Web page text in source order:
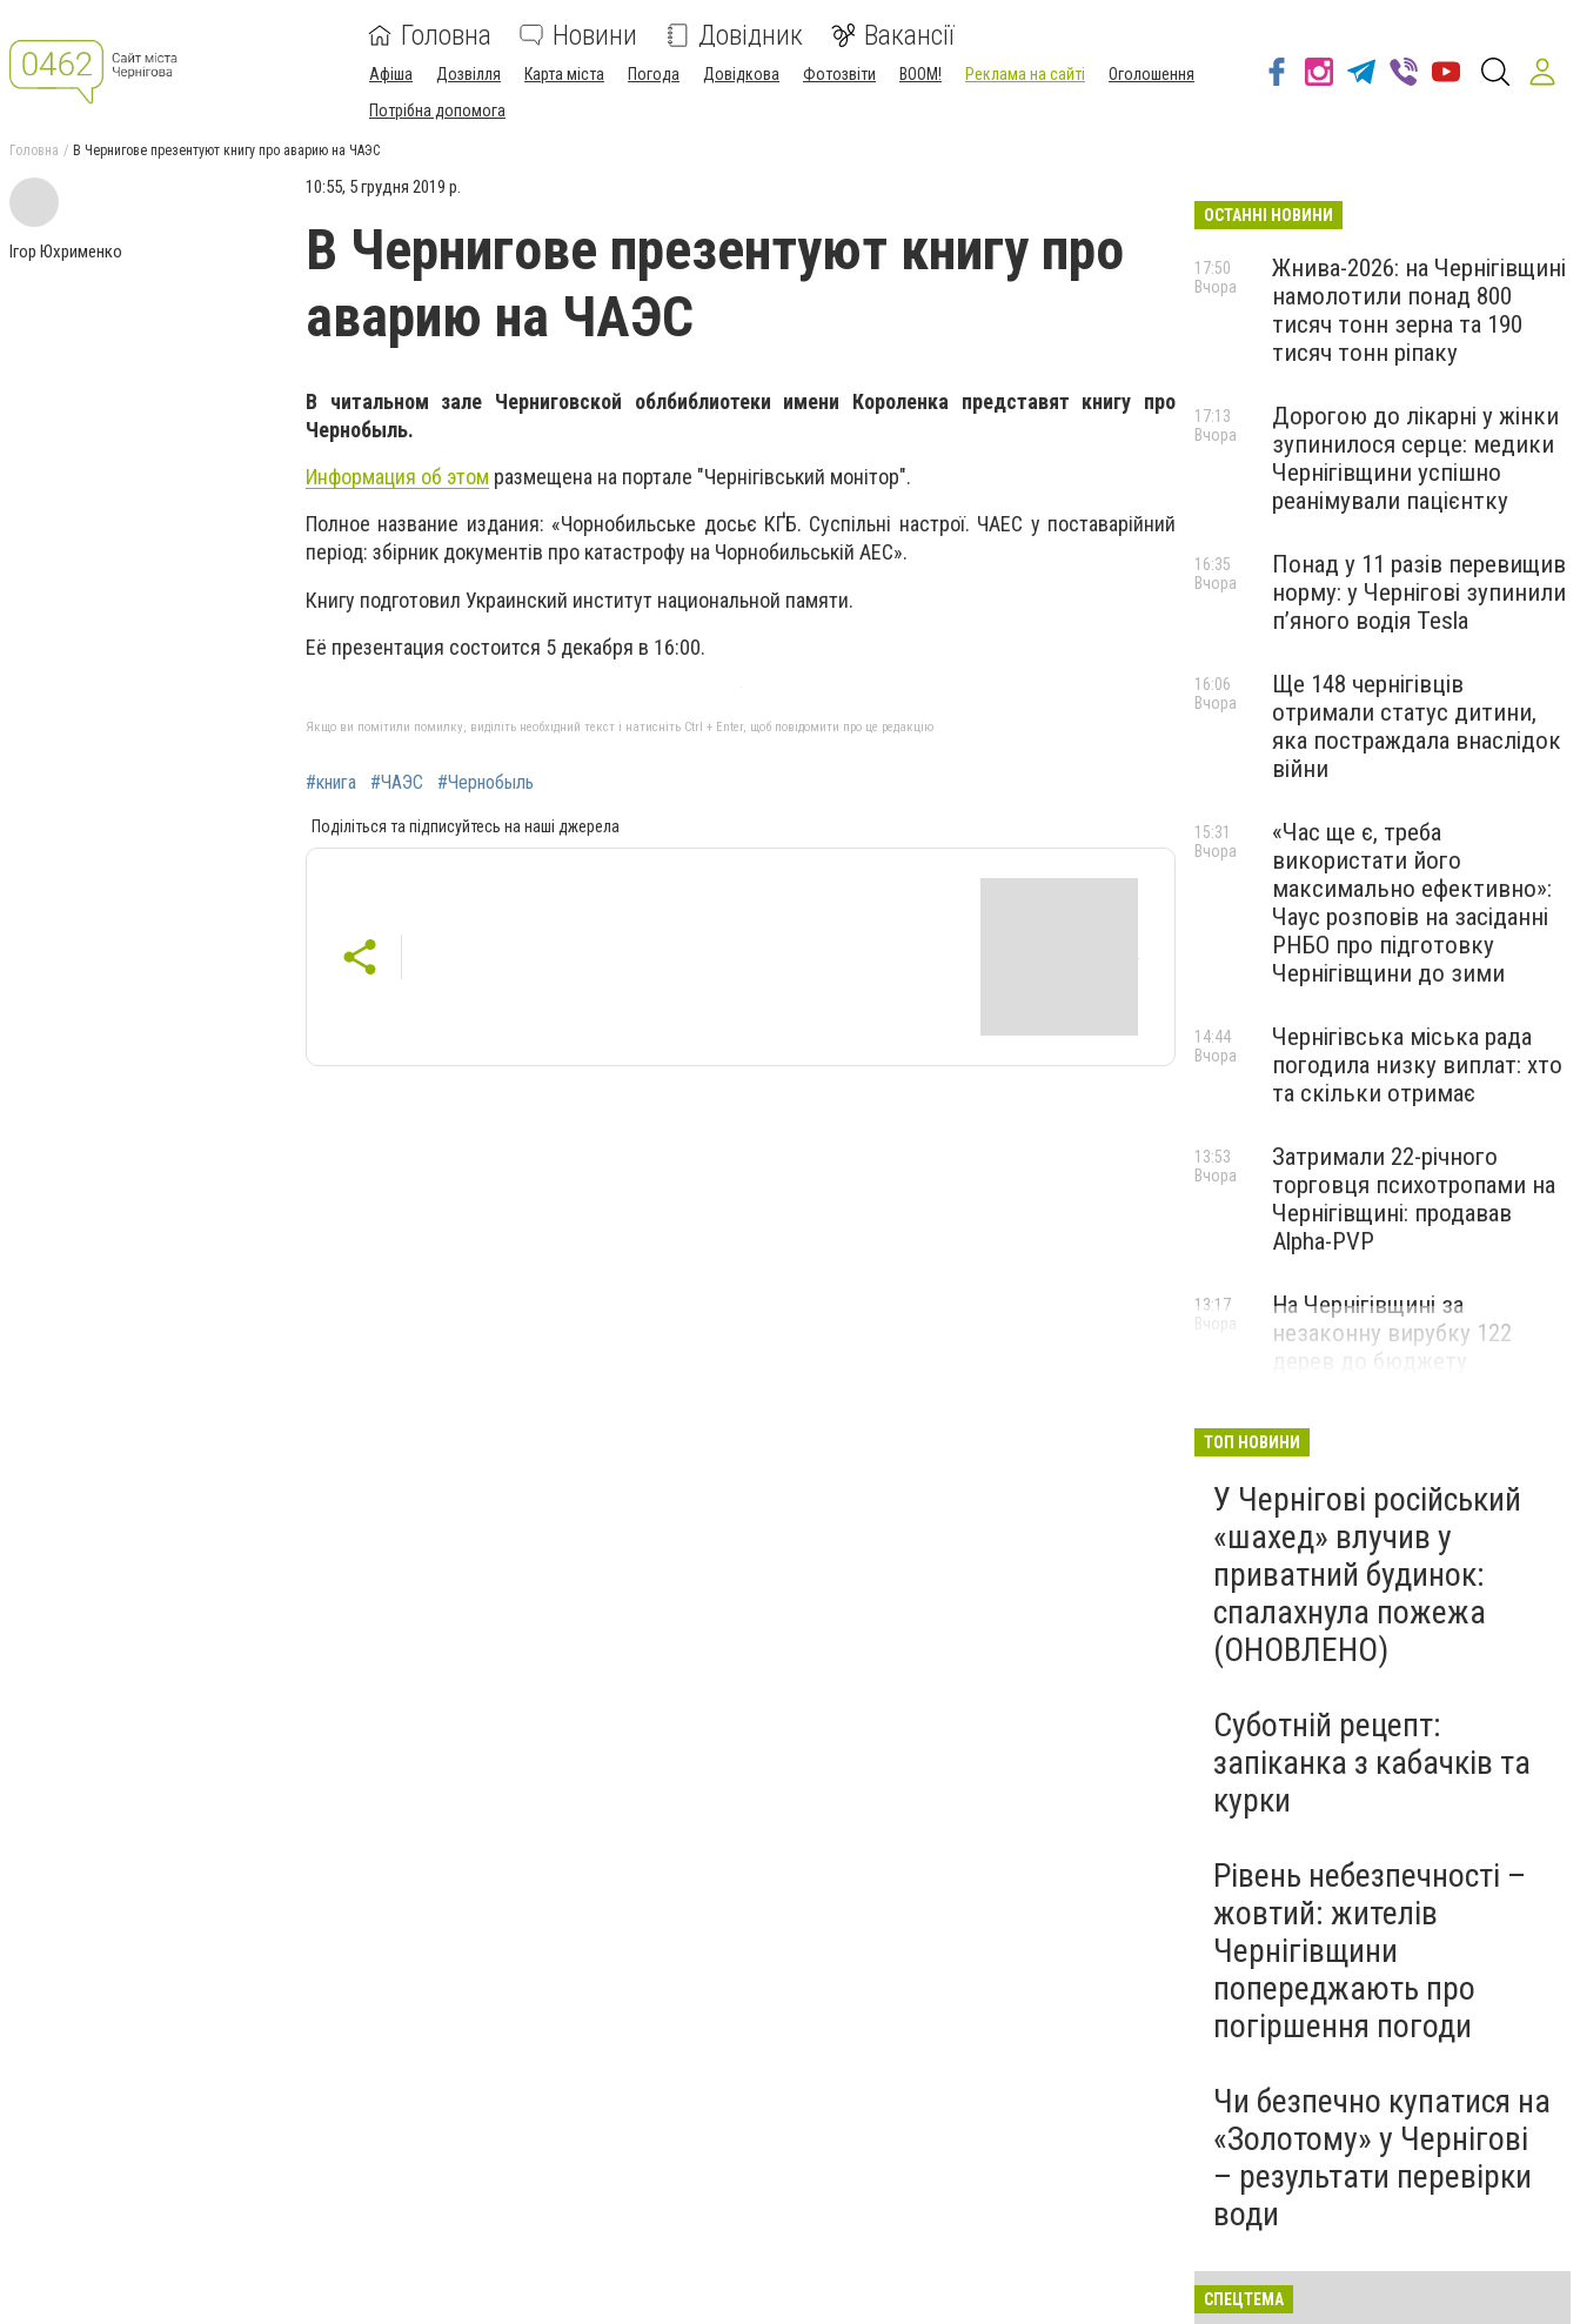
Головна Новини Довідник Вакансії
Афіша Дозвілля Карта міста Погода Довідкова Фотозвіти BOOM! Реклама на сайті
Оголошення
Потрібна допомога
Головна В Чернигове презентуют книгу про аварию на ЧАЭС
Ігор Юхрименко
10:55, 5 грудня 2019 р.
В Чернигове презентуют книгу про
аварию на ЧАЭС
В читальном зале Черниговской облбиблиотеки имени Короленка представят книгу про
Чернобыль.
Информация об этом размещена на портале "Чернігівський монітор".
Полное название издания: «Чорнобильське досьє КҐБ. Суспільні настрої. ЧАЕС у поставарійний
період: збірник документів про катастрофу на Чорнобильській АЕС».
Книгу подготовил Украинский институт национальной памяти.
Её презентация состоится 5 декабря в 16:00.
Якщо ви помітили помилку, виділіть необхідний текст і натисніть Ctrl + Enter, щоб повідомити про це редакцію
#книга #ЧАЭС #Чернобыль
Поділіться та підписуйтесь на наші джерела
ОСТАННІ НОВИНИ
Жнива-2026: на Чернігівщині
намолотили понад 800
тисяч тонн зерна та 190
тисяч тонн ріпаку
17:50
Вчора
Дорогою до лікарні у жінки
зупинилося серце: медики
Чернігівщини успішно
реанімували пацієнтку
17:13
Вчора
Понад у 11 разів перевищив
норму: у Чернігові зупинили
пʼяного водія Tesla
16:35
Вчора
Ще 148 чернігівців
отримали статус дитини,
яка постраждала внаслідок
війни
16:06
Вчора
«Час ще є, треба
використати його
максимально ефективно»:
Чаус розповів на засіданні
РНБО про підготовку
Чернігівщини до зими
15:31
Вчора
Чернігівська міська рада
погодила низку виплат: хто
та скільки отримає
14:44
Вчора
Затримали 22-річного
торговця психотропами на
Чернігівщині: продавав
Alpha-PVP
13:53
Вчора
На Чернігівщині за
незаконну вирубку 122
дерев до бюджету
13:17
Вчора
ТОП НОВИНИ
У Чернігові російський
«шахед» влучив у
приватний будинок:
спалахнула пожежа
(ОНОВЛЕНО)
Суботній рецепт:
запіканка з кабачків та
курки
Рівень небезпечності –
жовтий: жителів
Чернігівщини
попереджають про
погіршення погоди
Чи безпечно купатися на
«Золотому» у Чернігові
– результати перевірки
води
СПЕЦТЕМА